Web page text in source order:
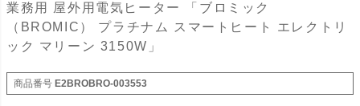
業務用 屋外用電気ヒーター 「ブロミック
（BROMIC） プラチナム スマートヒート エレクトリ
ック マリーン 3150W」
商品番号 E2BROBRO-003553